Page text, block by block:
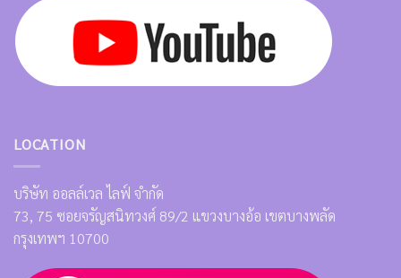
LOCATION
บริษัท ออลล์เวล ไลฟ์ จำกัด
73, 75 ซอยจรัญสนิทวงศ์ 89/2 แขวงบางอ้อ เขตบางพลัด
กรุงเทพฯ 10700